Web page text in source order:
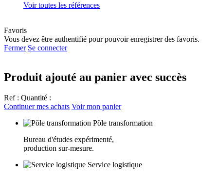
Voir toutes les références
Favoris
Vous devez être authentifié pour pouvoir enregistrer des favoris.
Fermer Se connecter
Produit ajouté au panier avec succès
Ref : Quantité :
Continuer mes achats Voir mon panier
Pôle transformation
Bureau d'études expérimenté,
production sur-mesure.
Service logistique